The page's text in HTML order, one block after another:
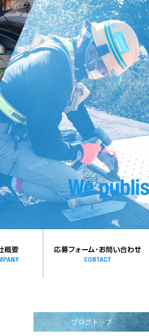
ブログトップ